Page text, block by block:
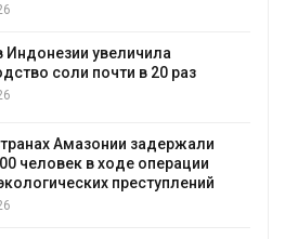
Индонезии увеличила
соли почти в 20 раз
Амазонии задержали
человек в ходе операции
преступлений